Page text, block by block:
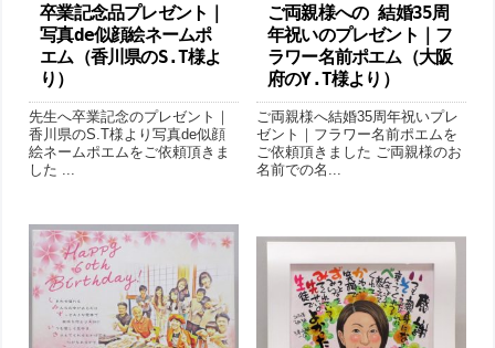
卒業記念品プレゼント｜
写真de似顔絵ネームポ
エム（香川県のS.T様よ
り ）
先生へ卒業記念のプレゼント｜
香川県のS.T様より写真de似顔
絵ネームポエムをご依頼頂きま
した ...
ご両親様への 結婚35周
年祝いのプレゼント｜フ
ラワー名前ポエム（大阪
府のY.T様より）
ご両親様へ結婚35周年祝いプレ
ゼント｜フラワー名前ポエムを
ご依頼頂きました ご両親様のお
名前での名...